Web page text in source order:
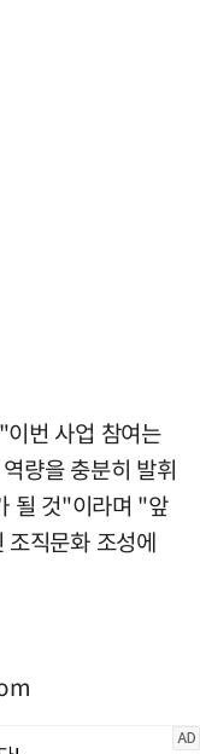
번 사업 참여는
량을 충분히 발휘
될 것"이라며 "앞
조직문화 조성에